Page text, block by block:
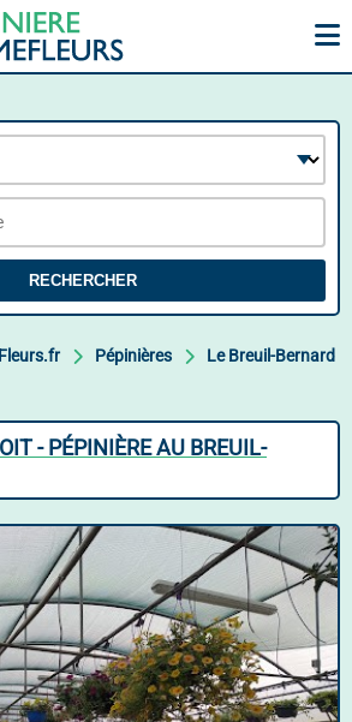
RECHERCHER
Pépinières
Le Breuil-Bernard
- PÉPINIÈRE AU BREUIL-